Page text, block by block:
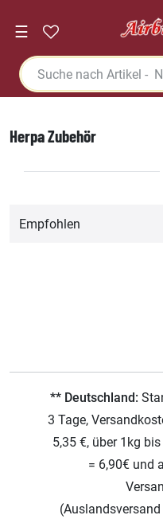
☰
Herpa Zubehör
** Deutschland:
3 Tage,
5,35 €, über 1kg
= 6,90€ und